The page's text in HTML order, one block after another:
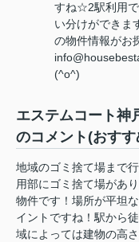
すね☆2駅利用で
い分けができま
の物件情報がお
(^o^)
エステムコート
のコメント(おす
地域のゴミ捨て場まで
用部にゴミ捨て場があ
物件です！場所が平坦
イントですね！駅から
域によっては建物の高